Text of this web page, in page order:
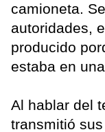
camioneta.
autoridades,
producido
estaba en
Al hablar del
transmitió